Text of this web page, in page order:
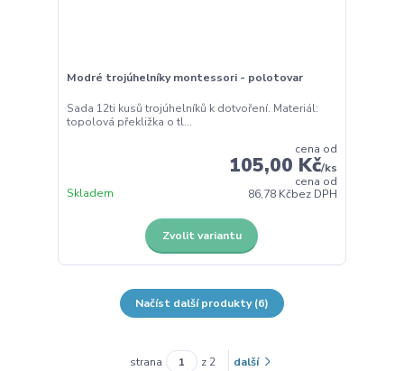
Modré trojúhelníky montessori - polotovar
Sada 12ti kusů trojúhelníků k dotvoření. Materiál:
topolová překližka o tl...
cena od
105,00 Kč/ks
cena od
86,78 Kčbez DPH
Skladem
Zvolit variantu
Načíst další produkty (6)
strana z 2 další